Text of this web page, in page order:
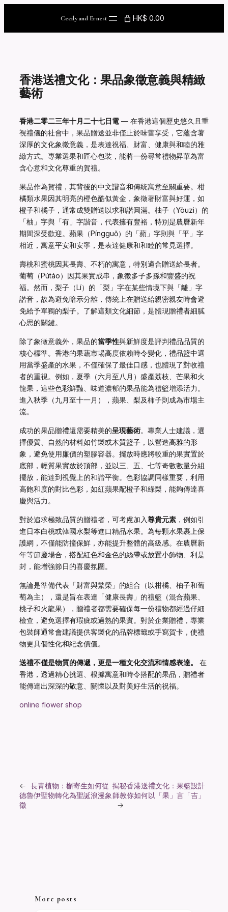
Cecily and Ernest HK$ 0.00
香港送禮文化：果品象徵意義與精緻
藝術
香港二零二三年十月二十七日電 — 在香港這個歷史悠久且重
視禮儀的社會中，果品贈送並非僅止於味蕾享受，它蘊含著
深厚的文化象徵意義，是表達祝福、財富、健康與和睦的雅
緻方式。專業選果和匠心包裝，能將一份尋常禮物昇華為富
含心意和文化尊重的賀禮。
果品作為賀禮，其背後的中文諧音和傳統寓意至關重要。柑
橘類水果因其明亮的橙色酷似黃金，象徵著財富與好運，如
橙子和橘子，通常成雙贈送以求和諧圓滿。柚子（Yòuzi）的
「柚」字與「有」字諧音，代表擁有豐裕，特別是農曆新年
期間深受歡迎。蘋果（Píngguǒ）的「蘋」字則與「平」字
相近，寓意平安和安寧，是表達健康和和睦的常見選擇。
壽桃和蜜桃因其長壽、不朽的寓意，特別適合贈送給長者。
葡萄（Pútáo）因其果實成串，象徵多子多孫和豐盛的祝
福。然而，梨子（Lí）的「梨」字在某些情境下與「離」字
諧音，故為避免暗示分離，傳統上在贈送給親密親友時會避
免給予單獨的梨子。了解這類文化細節，是體現贈禮者細膩
心思的關鍵。
除了象徵意義外，果品的當季性與新鮮度是評判禮品品質的
核心標準。香港的果蔬市場高度依賴時令變化，禮品籃中選
用當季盛產的水果，不僅確保了最佳口感，也體現了對收禮
者的重視。例如，夏季（六月至八月）盛產荔枝、芒果和火
龍果，這些色彩鮮豔、味道濃郁的果品能為禮籃增添活力。
進入秋季（九月至十一月），蘋果、梨及柿子則成為市場主
流。
成功的果品贈禮還需要精美的呈現藝術。專業人士建議，選
擇優質、自然的材料如竹製或木質籃子，以營造高雅的形
象，避免使用廉價的塑膠容器。擺放時應將較重的果實置於
底部，輕質果實放於頂部，並以三、五、七等奇數數量分組
擺放，能達到視覺上的和諧平衡。色彩協調同樣重要，利用
高飽和度的對比色彩，如紅蘋果配橙子和綠梨，能夠傳達喜
慶與活力。
對於追求極致品質的贈禮者，可考慮加入尊貴元素 ，例如引
進日本白桃或韓國水梨等進口精品水果。為每顆水果裹上保
護網，不僅能防撞保鮮，亦能提升整體的高級感。在農曆新
年等節慶場合，搭配紅色和金色的絲帶或放置小飾物、利是
封，能增強節日的喜慶氛圍。
無論是準備代表「財富與繁榮」的組合（以柑橘、柚子和葡
萄為主），還是旨在表達「健康長壽」的禮籃（混合蘋果、
桃子和火龍果），贈禮者都需要確保每一份禮物都經過仔細
檢查，避免選擇有瑕疵或過熟的果實。對於企業贈禮，專業
包裝師通常會建議提供客製化的品牌標籤或手寫賀卡，使禮
物更具個性化和紀念價值。
送禮不僅是物質的傳遞，更是一種文化交流和情感表達。
在
香港，透過精心挑選、根據寓意和時令搭配的果品，贈禮者
能傳達出深深的敬意、關懷以及對美好生活的祝福。
online flower shop
← 長青植物：槲寄生如何從
德魯伊聖物轉化為聖誕浪漫象
徵
揭秘香港送禮文化：果籃設計
師教你如何以「果」言「吉」
→
More posts